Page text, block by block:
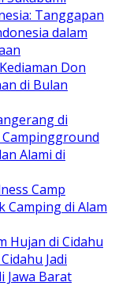
Tanggapan
dalam
Don
di Bulan
di
Campingground
Alami di
Camp
Camping di Alam
Hujan di Cidahu
Jadi
Jawa Barat